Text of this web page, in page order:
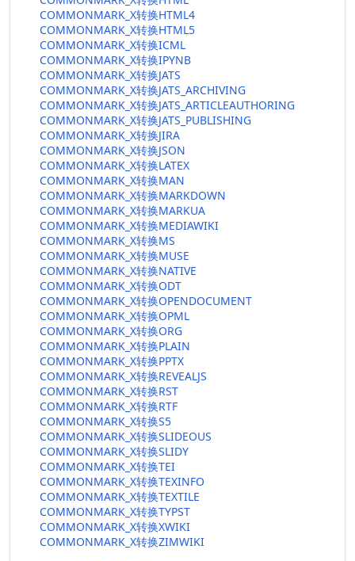
COMMONMARK_X转换HTML4
COMMONMARK_X转换HTML5
COMMONMARK_X转换ICML
COMMONMARK_X转换IPYNB
COMMONMARK_X转换JATS
COMMONMARK_X转换JATS_ARCHIVING
COMMONMARK_X转换JATS_ARTICLEAUTHORING
COMMONMARK_X转换JATS_PUBLISHING
COMMONMARK_X转换JIRA
COMMONMARK_X转换JSON
COMMONMARK_X转换LATEX
COMMONMARK_X转换MAN
COMMONMARK_X转换MARKDOWN
COMMONMARK_X转换MARKUA
COMMONMARK_X转换MEDIAWIKI
COMMONMARK_X转换MS
COMMONMARK_X转换MUSE
COMMONMARK_X转换NATIVE
COMMONMARK_X转换ODT
COMMONMARK_X转换OPENDOCUMENT
COMMONMARK_X转换OPML
COMMONMARK_X转换ORG
COMMONMARK_X转换PLAIN
COMMONMARK_X转换PPTX
COMMONMARK_X转换REVEALJS
COMMONMARK_X转换RST
COMMONMARK_X转换RTF
COMMONMARK_X转换S5
COMMONMARK_X转换SLIDEOUS
COMMONMARK_X转换SLIDY
COMMONMARK_X转换TEI
COMMONMARK_X转换TEXINFO
COMMONMARK_X转换TEXTILE
COMMONMARK_X转换TYPST
COMMONMARK_X转换XWIKI
COMMONMARK_X转换ZIMWIKI